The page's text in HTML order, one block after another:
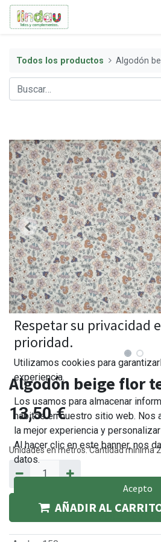
Todos los productos Algodón
Algodón beige flor
13,50€
Unidades en metros. Cantidad mínima
AÑADIR AL
Respetar su privacidad
prioridad.
Utilizamos cookies para
experiencia.
Los usamos para almacenar
hábitos en nuestro sitio web. Nos
la mejor experiencia y
Al hacer clic en este banner, nos
datos.
Acepto